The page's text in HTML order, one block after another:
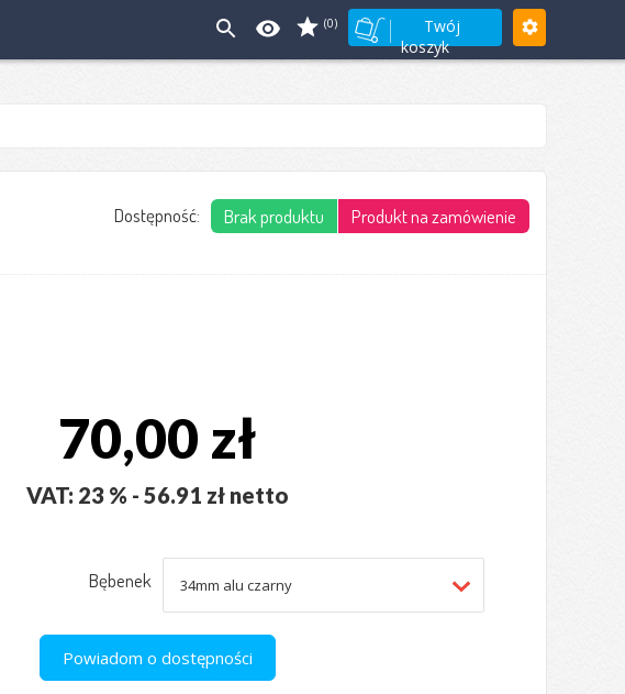
(0)
Twój
koszyk
Dostępność: Brak produktu Produkt na zamówienie
70,00 zł
VAT: 23 % - 56.91 zł netto
Bębenek
Powiadom o dostępności